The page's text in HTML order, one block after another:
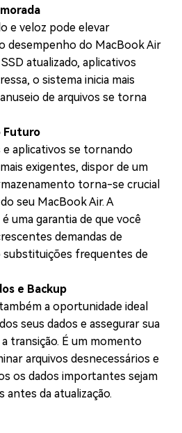
e veloz pode elevar
desempenho do MacBook Air
atualizado, aplicativos
o sistema inicia mais
de arquivos se torna
Futuro
e aplicativos se tornando
exigentes, dispor de um
torna-se crucial
seu MacBook Air. A
uma garantia de que você
demandas de
frequentes de
e Backup
a oportunidade ideal
seus dados e assegurar sua
transição. É um momento
arquivos desnecessários e
os dados importantes sejam
antes da atualização.